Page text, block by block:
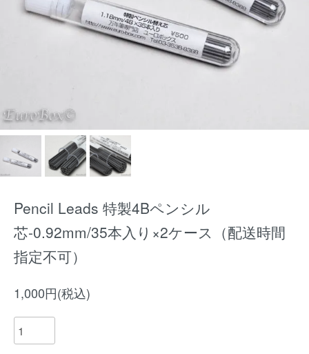
Pencil Leads 特製4Bペンシル
芯-0.92mm/35本入り×2ケース（配送時間
指定不可）
1,000円(税込)